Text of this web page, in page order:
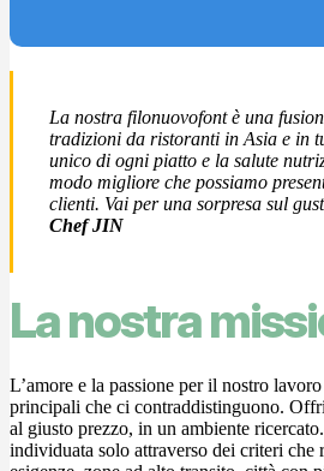
La nostra filonuovofont è una
tradizioni da ristoranti in Asia e in
unico di ogni piatto e la salute
modo migliore che possiamo
clienti. Vai per una sorpresa sul
Chef JIN
La nostra
L’amore e la passione per il nostro
principali che ci contraddistinguono.
al giusto prezzo, in un ambiente
individuata solo attraverso dei criteri che